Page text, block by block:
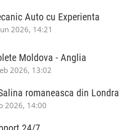
Auto cu Experienta
2026, 14:21
Moldova - Anglia
2026, 13:02
romaneasca din Londra
2026, 14:00